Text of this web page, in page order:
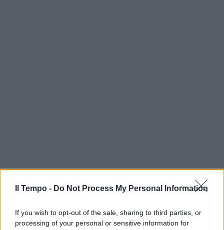
Il Tempo - Do Not Process My Personal Information
If you wish to opt-out of the sale, sharing to third parties, or
processing of your personal or sensitive information for